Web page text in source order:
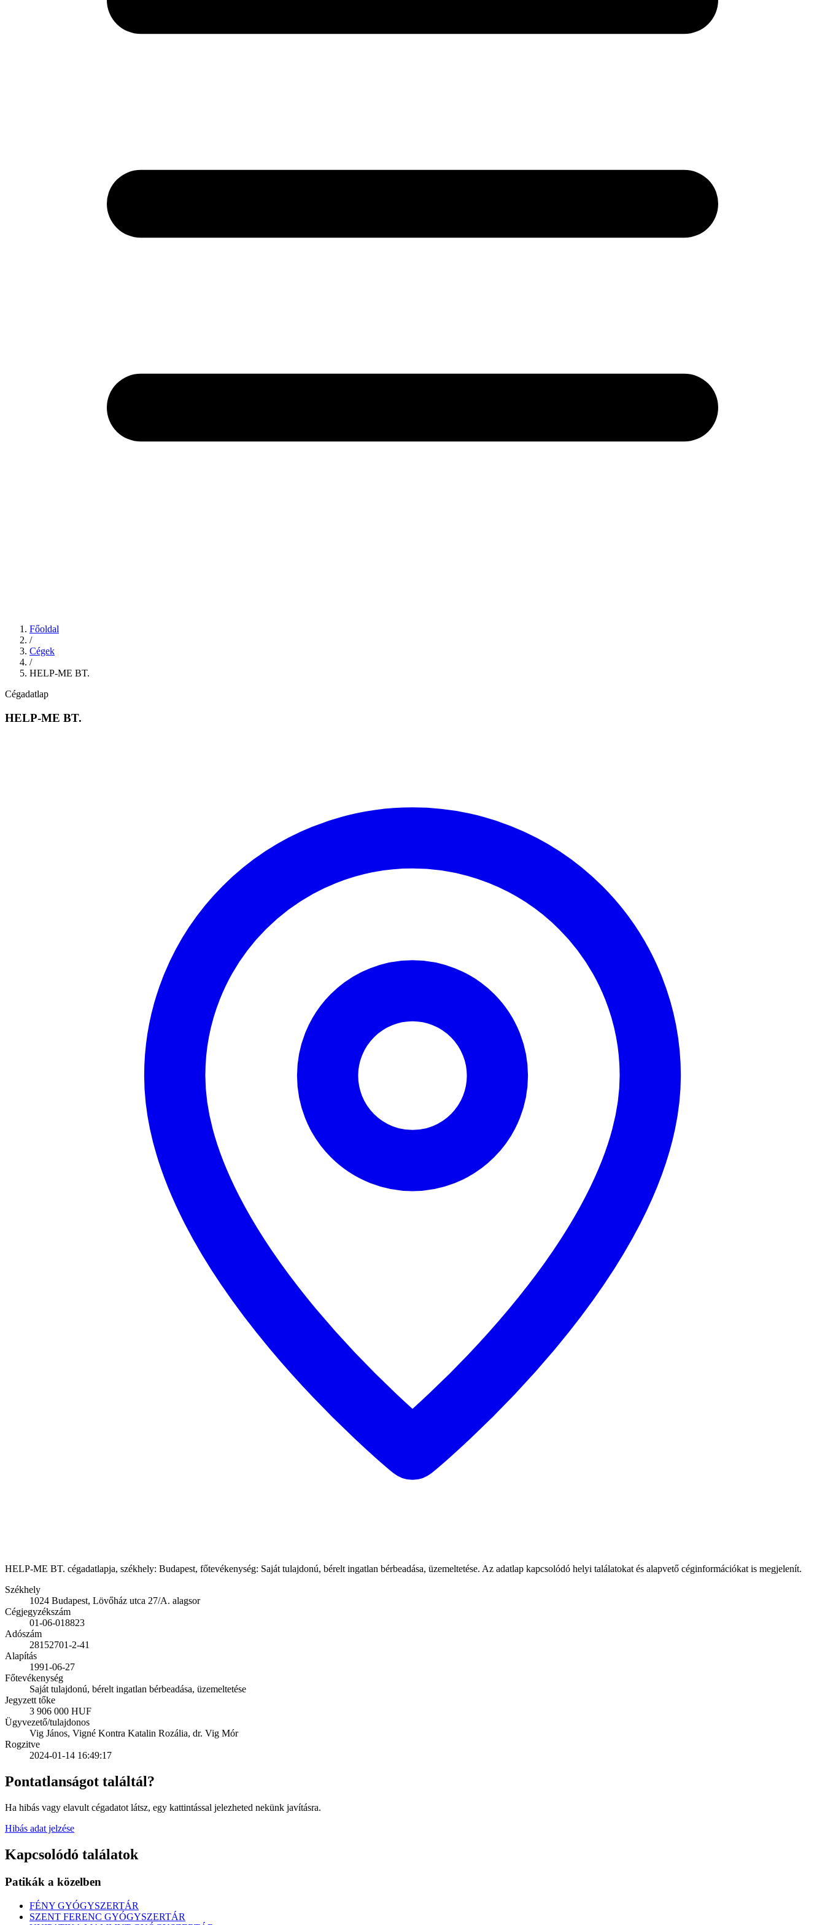
Főoldal
/
Cégek
/
HELP-ME BT.
Cégadatlap
HELP-ME BT.
HELP-ME BT. cégadatlapja, székhely: Budapest, főtevékenység: Saját tulajdonú, bérelt ingatlan bérbeadása, üzemeltetése. Az adatlap kapcsolódó helyi találatokat és alapvető céginformációkat is megjelenít.
Székhely
1024 Budapest, Lövőház utca 27/A. alagsor
Cégjegyzékszám
01-06-018823
Adószám
28152701-2-41
Alapítás
1991-06-27
Főtevékenység
Saját tulajdonú, bérelt ingatlan bérbeadása, üzemeltetése
Jegyzett tőke
3 906 000 HUF
Ügyvezető/tulajdonos
Vig János, Vigné Kontra Katalin Rozália, dr. Vig Mór
Rogzitve
2024-01-14 16:49:17
Pontatlanságot találtál?
Ha hibás vagy elavult cégadatot látsz, egy kattintással jelezheted nekünk javításra.
Hibás adat jelzése
Kapcsolódó találatok
Patikák a közelben
FÉNY GYÓGYSZERTÁR
SZENT FERENC GYÓGYSZERTÁR